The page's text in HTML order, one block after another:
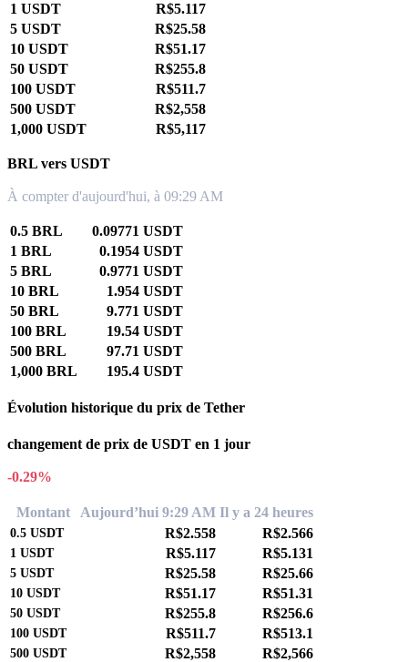
1 USDT
R$5.117
5 USDT
R$25.58
10 USDT
R$51.17
50 USDT
R$255.8
100 USDT
R$511.7
500 USDT
R$2,558
1,000 USDT
R$5,117
BRL vers USDT
À compter d'aujourd'hui, à 09:29 AM
0.5 BRL
0.09771 USDT
1 BRL
0.1954 USDT
5 BRL
0.9771 USDT
10 BRL
1.954 USDT
50 BRL
9.771 USDT
100 BRL
19.54 USDT
500 BRL
97.71 USDT
1,000 BRL
195.4 USDT
Évolution historique du prix de Tether
changement de prix de USDT en 1 jour
-0.29%
Montant Aujourd’hui 9:29 AM Il y a 24 heures
0.5 USDT R$2.558 R$2.566
1 USDT R$5.117 R$5.131
5 USDT R$25.58 R$25.66
10 USDT R$51.17 R$51.31
50 USDT R$255.8 R$256.6
100 USDT R$511.7 R$513.1
500 USDT R$2,558 R$2,566